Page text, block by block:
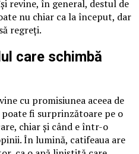
revine, în general, destul de
nu chiar ca la început, dar
regreți.
care schimbă
cu promisiunea aceea de
fi surprinzătoare pe o
chiar și când e într-o
În lumină, catifeaua are